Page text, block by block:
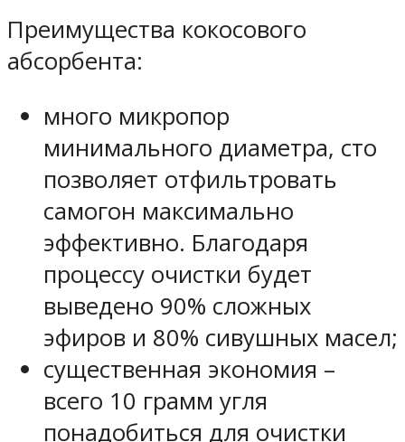
Преимущества кокосового
абсорбента:
много микропор
минимального диаметра, сто
позволяет отфильтровать
самогон максимально
эффективно. Благодаря
процессу очистки будет
выведено 90% сложных
эфиров и 80% сивушных масел;
существенная экономия –
всего 10 грамм угля
понадобиться для очистки